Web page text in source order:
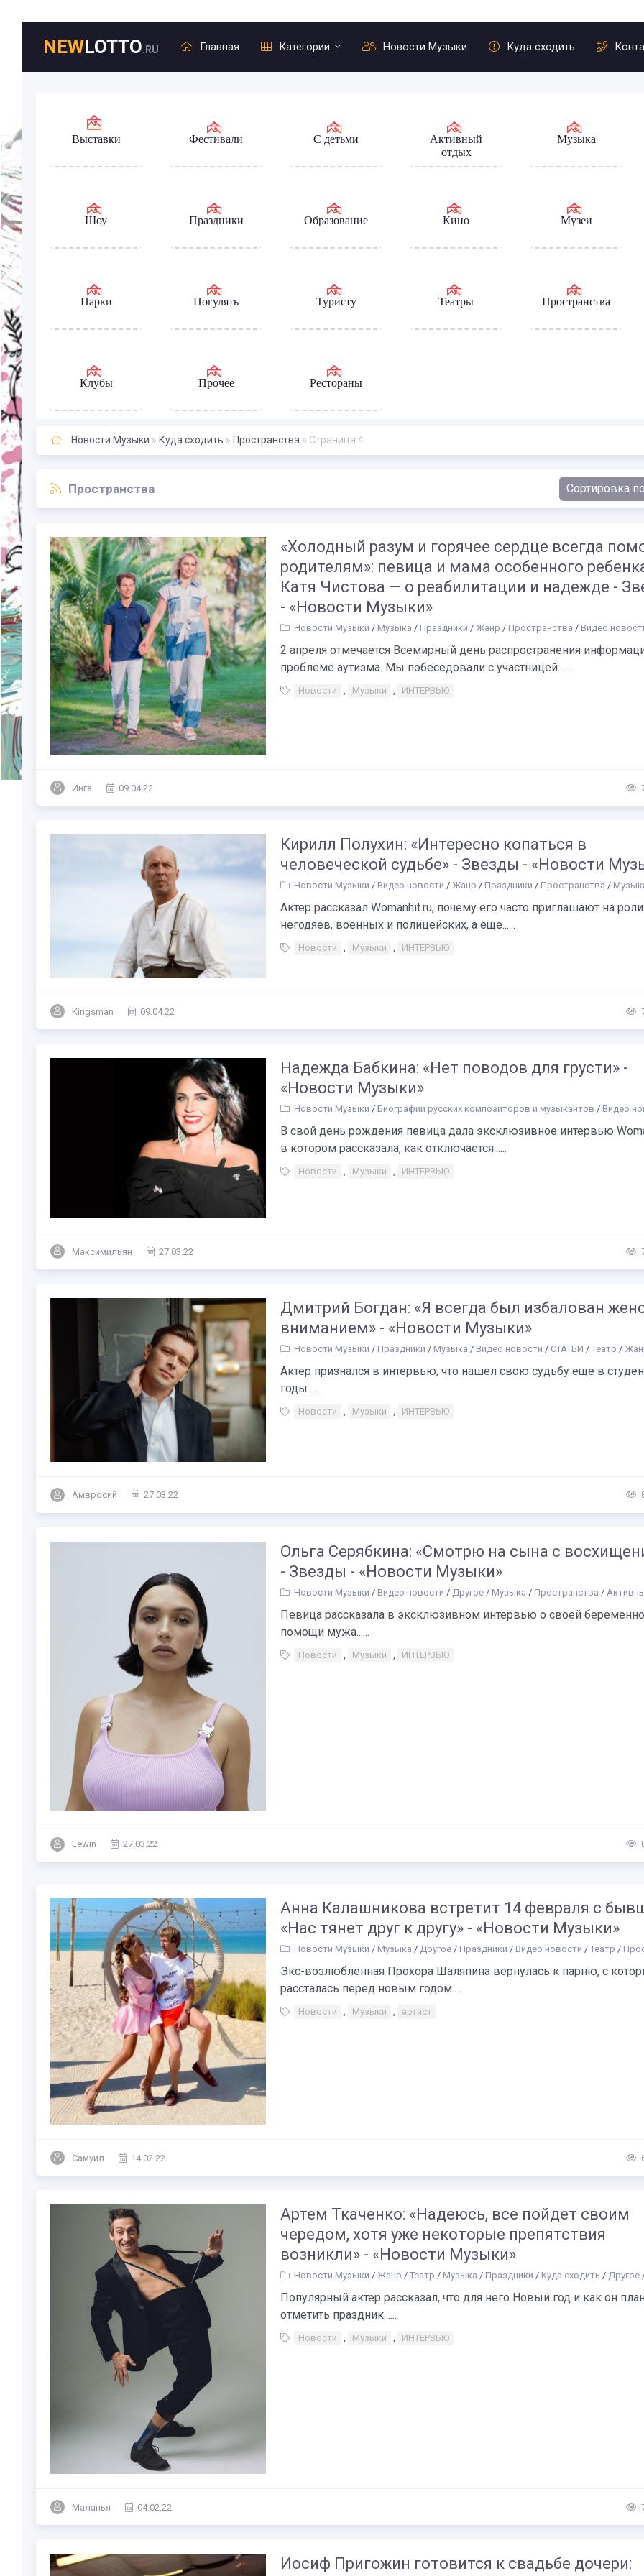
NEWLOTTO.RU Главная Категории Новости Музыки Куда сходить
Выставки Фестивали С детьми
Активный
отдых
Музыка
Шоу Праздники Образование Кино Музеи
Парки Погулять Туристу Театры Пространства
Клубы Прочее Рестораны
Новости Музыки » Куда сходить » Пространства » Страница 4
Пространства
«Холодный разум и горячее сердце всегда
родителям»: певица и мама особенного
Катя Чистова — о реабилитации и надежде -
- «Новости Музыки»
Новости Музыки / Музыка / Праздники / Жанр / Пространства / Видео
2 апреля отмечается Всемирный день распространения
проблеме аутизма. Мы побеседовали с участницей......
Новости , Музыки , ИНТЕРВЬЮ
Инга 09.04.22
Кирилл Полухин: «Интересно копаться в
человеческой судьбе» - Звезды - «Новости
Новости Музыки / Видео новости / Жанр / Праздники / Пространства /
Актер рассказал Womanhit.ru, почему его часто приглашают на роли
негодяев, военных и полицейских, а еще......
Новости , Музыки , ИНТЕРВЬЮ
Kingsman 09.04.22
Надежда Бабкина: «Нет поводов для грусти» -
«Новости Музыки»
Новости Музыки / Биографии русских композиторов и музыкантов / Видео
В свой день рождения певица дала эксклюзивное интервью
в котором рассказала, как отключается......
Новости , Музыки , ИНТЕРВЬЮ
Максимильян 27.03.22
Дмитрий Богдан: «Я всегда был избалован
вниманием» - «Новости Музыки»
Новости Музыки / Праздники / Музыка / Видео новости / СТАТЬИ / Театр /
Актер признался в интервью, что нашел свою судьбу еще в
годы......
Новости , Музыки , ИНТЕРВЬЮ
Амвросий 27.03.22
Ольга Серябкина: «Смотрю на сына с
- Звезды - «Новости Музыки»
Новости Музыки / Видео новости / Другое / Музыка / Пространства /
Певица рассказала в эксклюзивном интервью о своей
помощи мужа......
Новости Музыки ИНТЕРВЬЮ
Lewin 27.03.22
Анна Калашникова встретит 14 февраля с
«Нас тянет друг к другу» - «Новости Музыки»
Новости Музыки / Музыка / Другое / Праздники / Видео новости / Театр /
Экс-возлюбленная Прохора Шаляпина вернулась к парню, с
рассталась перед новым годом......
Новости Музыки артист
Самуил 14.02.22
Артем Ткаченко: «Надеюсь, все пойдет своим
чередом, хотя уже некоторые препятствия
возникли» - «Новости Музыки»
Новости Музыки / Жанр / Театр / Музыка / Праздники / Куда сходить / Другое
Популярный актер рассказал, что для него Новый год и как он
отметить праздник......
Новости , Музыки , ИНТЕРВЬЮ
Маланья 04.02.22
Иосиф Пригожин готовится к свадьбе дочери: